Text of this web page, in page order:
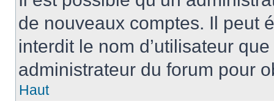
de nouveaux comptes. Il peut
interdit le nom d’utilisateur
administrateur du forum pour
Haut